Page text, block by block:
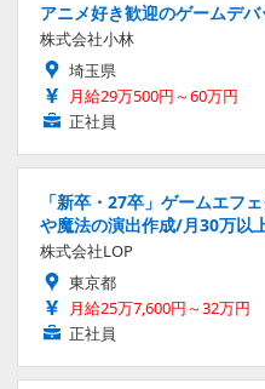
アニメ好き歓迎のゲームデ
株式会社小林
埼玉県
月給29万500円～60万円
正社員
「新卒・27卒」ゲームエフ
や魔法の演出作成/月30万以
株式会社LOP
東京都
月給25万7,600円～32万円
正社員